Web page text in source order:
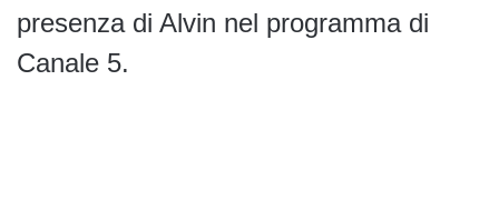
presenza di Alvin nel programma di
Canale 5.